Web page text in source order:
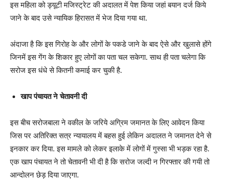
इस महिला को ड्यूटी मजिस्ट्रेट की अदालत में पेश किया जहां बयान दर्ज किये
जाने के बाद उसे न्यायिक हिरासत में भेज दिया गया था.
अंदाजा है कि इस गिरोह के और लोगों के पकडे जाने के बाद ऐसे और खुलासे होंगे
जिनमें इस गेंग के शिकार हुए लोगों का पता चल सकेगा. साथ ही पता चलेगा कि
सरोज इस धंधे से कितनी कमाई कर चुकी है.
खाप पंचायत ने चेतावनी दी
इस बीच सरोजबाला ने वकील के जरिये अग्रिम जमानत के लिए आवेदन किया
जिस पर अतिरिक्त सत्र न्यायालय में बहस हुई लेकिन अदालत ने जमानत देने से
इनकार कर दिया. इस मामले को लेकर इलाके में लोगों में गुस्सा भी भड़क रहा है.
एक खाप पंचायत ने तो चेतावनी भी दी है कि सरोज जल्दी न गिरफ्तार की गयी तो
आन्दोलन छेड़ दिया जाएगा.